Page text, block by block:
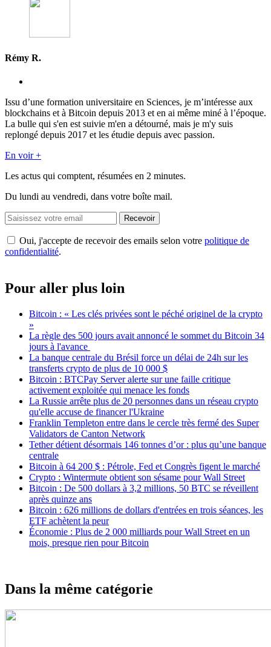
Rémy R.
Issu d’une formation universitaire en Sciences, je m’intéresse aux
blockchains et à Bitcoin depuis 2013 et en ai même miné à l’époque.
La bulle qui s'en est suivie m'en a détourné, mais je m'y suis
replongé depuis 2017 et les étudie depuis avec passion.
En voir +
Les actus qui comptent, résumées en 2 minutes.
Du lundi au vendredi, dans votre boîte mail.
Recevoir
Oui, j'accepte de recevoir des emails selon votre politique de
confidentialité.
Pour aller plus loin
Bitcoin : « Les clés privées sont le péché originel de la crypto
»
La règle des 500 jours avait annoncé le sommet du Bitcoin 34
jours à l'avance
La banque centrale du Brésil force un délai de 24h sur les
transferts crypto de plus de 10 000 $
Bitcoin : BTCPay Server alerte sur une faille critique
activement exploitée qui menace les fonds
La Russie arrête plus de 20 personnes dans un réseau crypto
qu'elle accuse de financer l'Ukraine
Franklin Templeton entre dans le cercle très fermé des Super
Validators de Canton Network
Tether détient désormais 146 tonnes d’or : plus qu’une banque
centrale
Bitcoin à 64 200 $ : Pétrole, Fed et Congrès figent le marché
Crypto : Wintermute obtient son sésame pour Wall Street
Bitcoin : De 500 dollars à 3,2 millions, 50 BTC se réveillent
après quinze ans
Bitcoin : 626 millions de dollars d'entrées en trois séances, les
ETF achètent la peur
Économie : Plus de 2 000 milliards pour Wall Street en un
mois, presque rien pour Bitcoin
Dans la même catégorie